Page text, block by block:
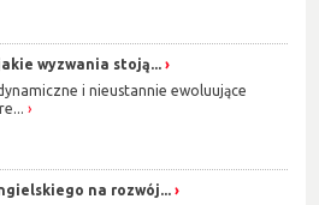
wyzwania stoją...
i nieustannie ewoluujące
na rozwój...